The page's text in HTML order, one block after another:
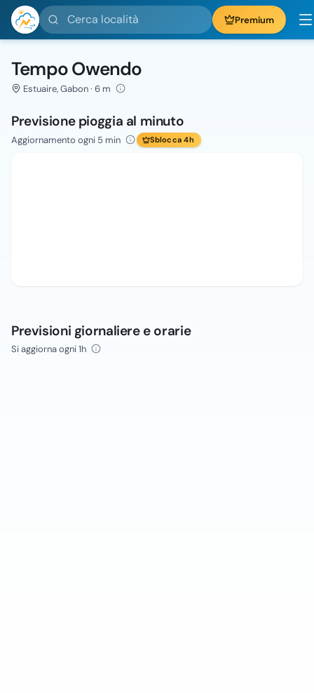
Cerca località Premium
Tempo Owendo
Estuaire, Gabon · 6 m
Previsione pioggia al minuto
Aggiornamento ogni 5 min Sblocca 4h
Previsioni giornaliere e orarie
Si aggiorna ogni 1h